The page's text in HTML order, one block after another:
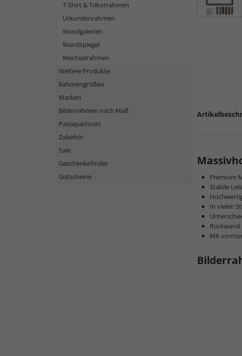
Premium
Stabile
In vielen
Rückwand
Mit
T-Shirt & Trikotrahmen
Urkundenrahmen
Wandgalerien
Wandspiegel
Wechselrahmen
Weitere Produkte
Rahmengrößen
Marken
Bilderrahmen nach Maß
Passepartouts
Zubehör
Sale
Geschenkefinder
Gutscheine